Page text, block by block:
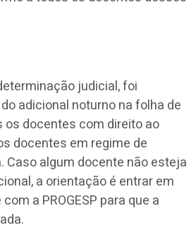
judicial, foi
adicional noturno na folha de
os docentes com direito ao
docentes em regime de
Caso algum docente não esteja
a orientação é entrar em
a PROGESP para que a